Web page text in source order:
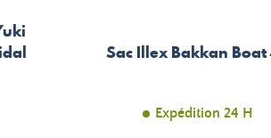
Sac Illex Bakkan
Expédition 24 H